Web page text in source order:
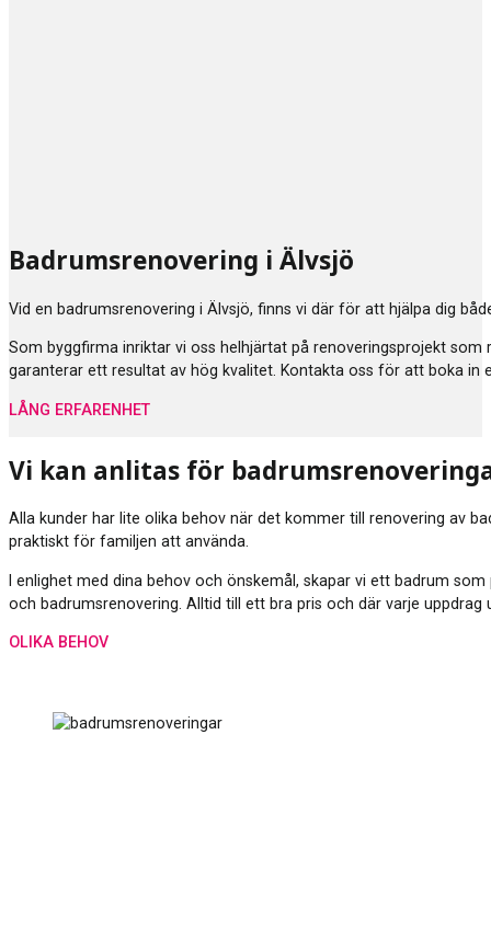
Badrumsrenovering i Älvsjö
Vid en badrumsrenovering i Älvsjö, finns vi där för att hjälpa dig
Som byggfirma inriktar vi oss helhjärtat på renoveringsprojekt
garanterar ett resultat av hög kvalitet. Kontakta oss för att boka
LÅNG ERFARENHET
Vi kan anlitas för
Alla kunder har lite olika behov när det kommer till renovering av
praktiskt för familjen att använda.
I enlighet med dina behov och önskemål, skapar vi ett badrum
och badrumsrenovering. Alltid till ett bra pris och där varje
OLIKA BEHOV